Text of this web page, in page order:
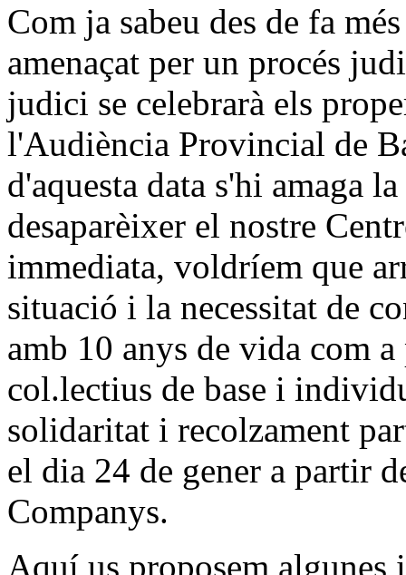
Com ja sabeu des de fa
amenaçat per un procés
judici se celebrarà els
l'Audiència Provincial de
d'aquesta data s'hi amaga
desaparèixer el nostre
immediata, voldríem que
situació i la necessitat de
amb 10 anys de vida com
col.lectius de base i
solidaritat i recolzament
el dia 24 de gener a partir
Companys.
Aquí us proposem algunes